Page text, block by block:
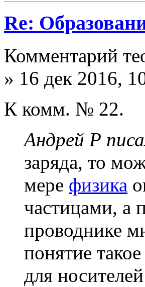
Re:
Комментарий
» 16 дек 2016,
К комм. № 22.
Андрей Р
заряда, то
мере физика
частицами, а
проводнике
понятие
для